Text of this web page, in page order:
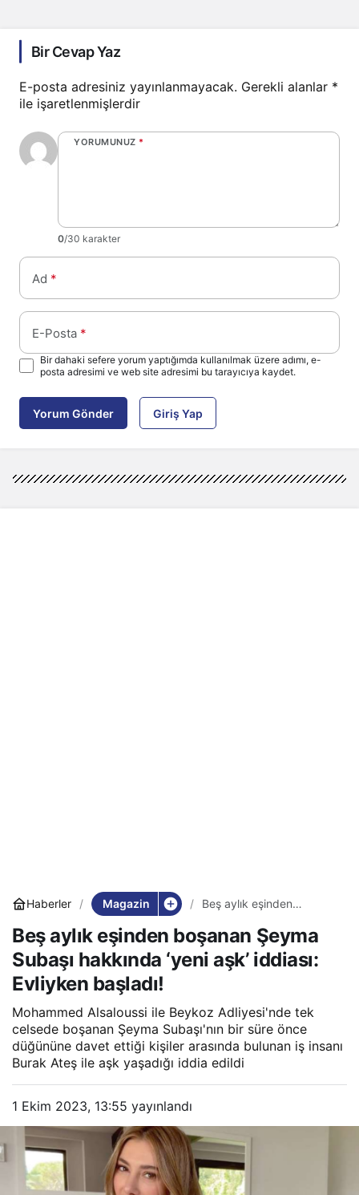
Bir Cevap Yaz
E-posta adresiniz yayınlanmayacak. Gerekli alanlar *
ile işaretlenmişlerdir
YORUMUNUZ *
0/30 karakter
Ad *
E-Posta *
Bir dahaki sefere yorum yaptığımda kullanılmak üzere adımı, e-
posta adresimi ve web site adresimi bu tarayıcıya kaydet.
Yorum Gönder Giriş Yap
Haberler Magazin
Beş aylık eşinden
hakkında ‘yeni aşk’
iddiası: Evliyken başladı!
Beş aylık eşinden boşanan Şeyma
Subaşı hakkında ‘yeni aşk’ iddiası:
Evliyken başladı!
Mohammed Alsaloussi ile Beykoz Adliyesi'nde tek
celsede boşanan Şeyma Subaşı'nın bir süre önce
düğününe davet ettiği kişiler arasında bulunan iş insanı
Burak Ateş ile aşk yaşadığı iddia edildi
1 Ekim 2023, 13:55 yayınlandı